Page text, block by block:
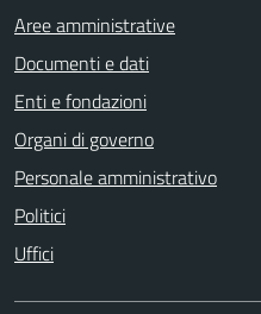
Aree amministrative
Documenti e dati
Enti e fondazioni
Organi di governo
Personale amministrativo
Politici
Uffici